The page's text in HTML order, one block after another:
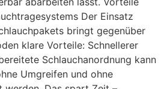
Der Einsatz
bringt gegenüber
klare Vorteile: Schnellerer
Schlauchanordnung kann
Umgreifen und ohne